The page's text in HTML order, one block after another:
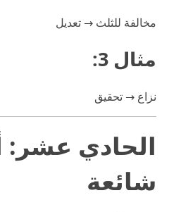
مخالفة للثلث → تعديل
مثال 3:
نزاع → تحقيق
الحادي عشر:
شائعة